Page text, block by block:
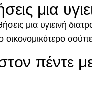
μια
μια υγιεινή
πέντε